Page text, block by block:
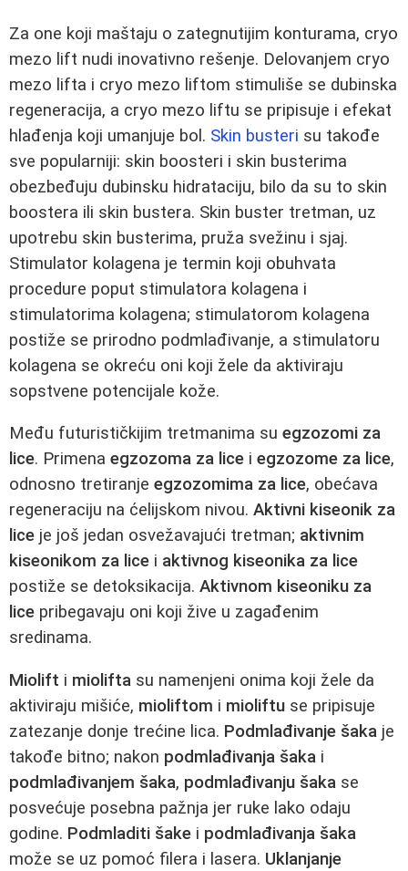
Za one koji maštaju o zategnutijim konturama, cryo
mezo lift nudi inovativno rešenje. Delovanjem cryo
mezo lifta i cryo mezo liftom stimuliše se dubinska
regeneracija, a cryo mezo liftu se pripisuje i efekat
hlađenja koji umanjuje bol. Skin busteri su takođe
sve popularniji: skin boosteri i skin busterima
obezbeđuju dubinsku hidrataciju, bilo da su to skin
boostera ili skin bustera. Skin buster tretman, uz
upotrebu skin busterima, pruža svežinu i sjaj.
Stimulator kolagena je termin koji obuhvata
procedure poput stimulatora kolagena i
stimulatorima kolagena; stimulatorom kolagena
postiže se prirodno podmlađivanje, a stimulatoru
kolagena se okreću oni koji žele da aktiviraju
sopstvene potencijale kože.
Među futurističkijim tretmanima su egzozomi za
lice. Primena egzozoma za lice i egzozome za lice,
odnosno tretiranje egzozomima za lice, obećava
regeneraciju na ćelijskom nivou. Aktivni kiseonik za
lice je još jedan osvežavajući tretman; aktivnim
kiseonikom za lice i aktivnog kiseonika za lice
postiže se detoksikacija. Aktivnom kiseoniku za
lice pribegavaju oni koji žive u zagađenim
sredinama.
Miolift i miolifta su namenjeni onima koji žele da
aktiviraju mišiće, mioliftom i mioliftu se pripisuje
zatezanje donje trećine lica. Podmlađivanje šaka je
takođe bitno; nakon podmlađivanja šaka i
podmlađivanjem šaka, podmlađivanju šaka se
posvećuje posebna pažnja jer ruke lako odaju
godine. Podmladiti šake i podmlađivanja šaka
može se uz pomoć filera i lasera. Uklanjanje